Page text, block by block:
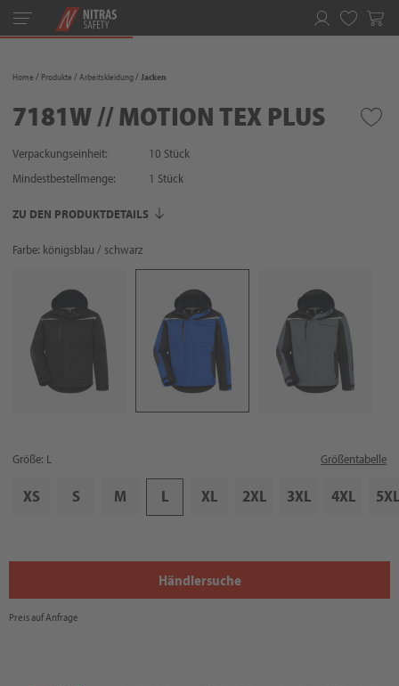
Toggle
navigation
Home Produkte Arbeitskleidung Jacken
7181W // MOTION TEX PLUS
Verpackungseinheit:
10 Stück
Mindestbestellmenge:
1 Stück
ZU DEN PRODUKTDETAILS
Farbe: königsblau / schwarz
Größe: L Größentabelle
XS S M L XL 2XL 3XL 4XL 5XL
Händlersuche
Preis auf Anfrage